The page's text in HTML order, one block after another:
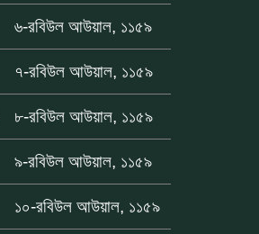
৬-রবিউল আউয়াল, ১১৫৯
৭-রবিউল আউয়াল, ১১৫৯
৮-রবিউল আউয়াল, ১১৫৯
৯-রবিউল আউয়াল, ১১৫৯
১০-রবিউল আউয়াল, ১১৫৯